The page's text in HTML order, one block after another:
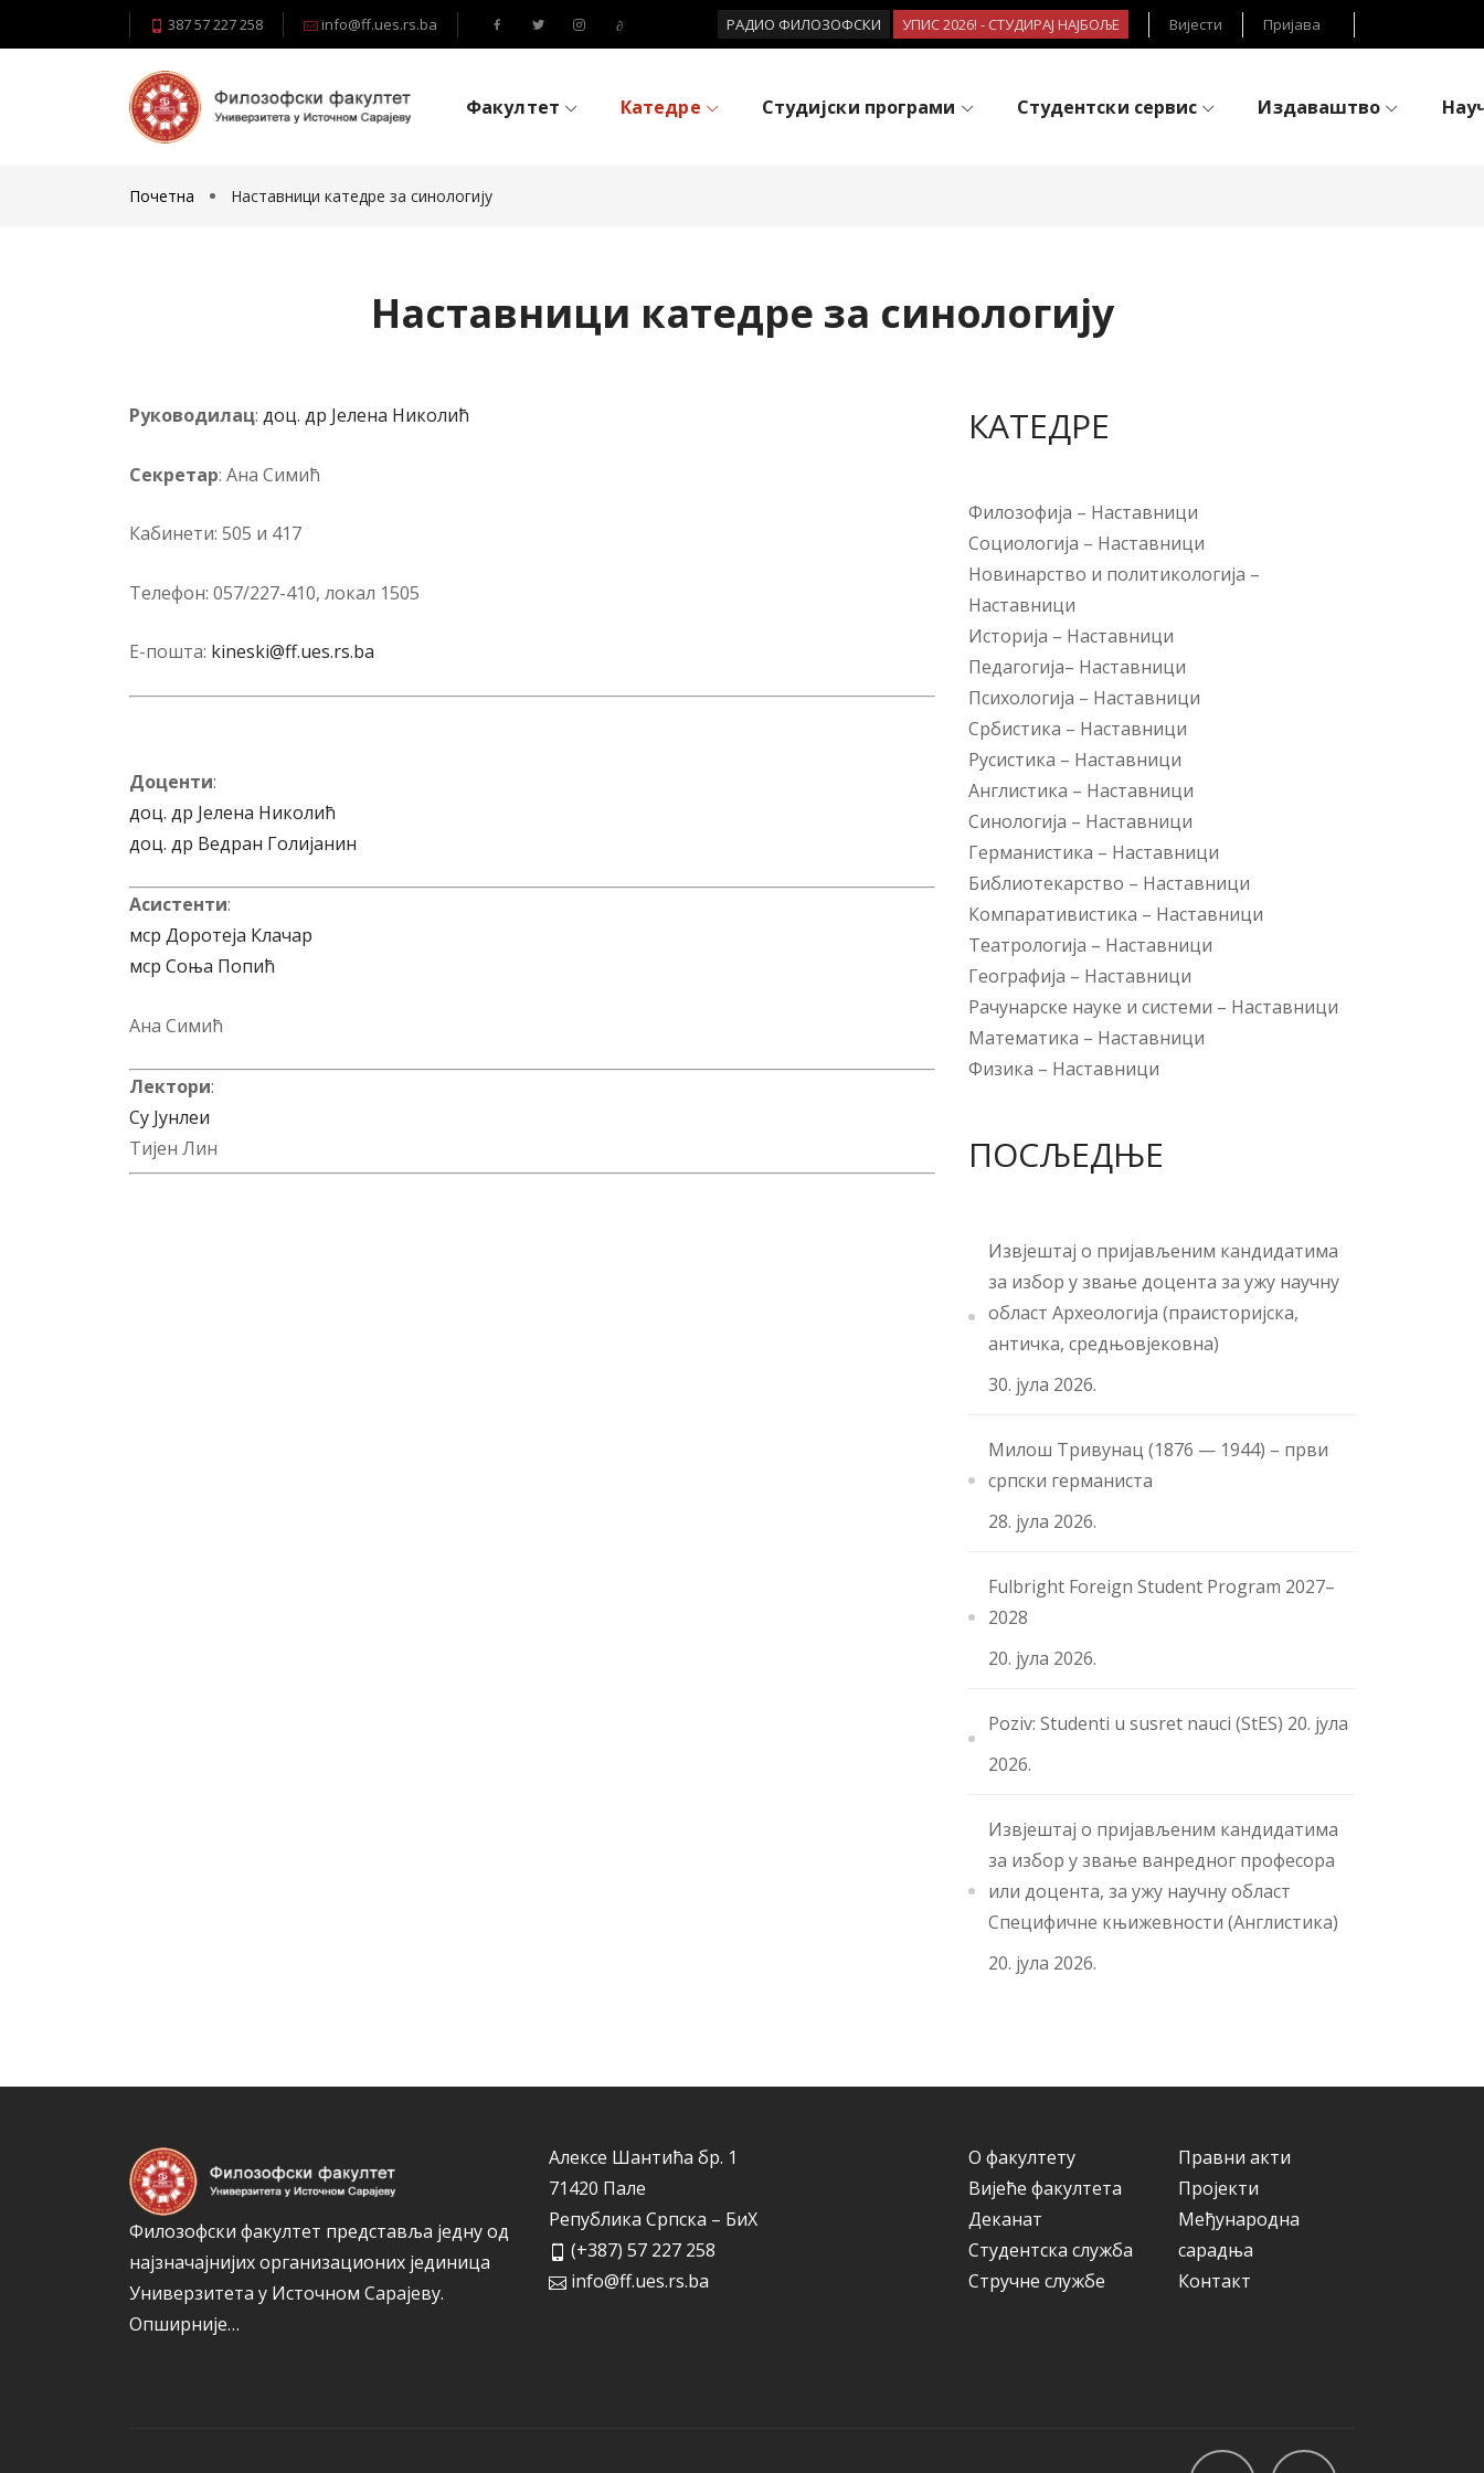
387 57 227 258 info@ff.ues.rs.ba РАДИО ФИЛОЗОФСКИ УПИС 2026! - СТУДИРАЈ НАЈБОЉЕ Вијести Пријава
Факултет Катедре Студијски програми Студентски сервис Издаваштво
Почетна Наставници катедре за синологију
Наставници катедре за синологију
Ру­ко­во­ди­лац: доц. др Јелена Николић
Се­кре­тар: Ана Симић
Ка­би­нети: 505 и 417
Те­ле­фон: 057/227-410, ло­ка­л 1505
Е-по­шта: kineski@ff.ues.rs.ba
Доценти:
доц. др Јелена Николић
доц. др Ведран Голијанин
Асистенти:
мср Доротеја Клачар
мср Соња Попић
Ана Симић
Лектори:
Су Јунлеи
Тијен Лин
КАТЕДРЕ
Филозофија – Наставници
Социологија – Наставници
Новинарство и политикологија –
Наставници
Историја – Наставници
Педагогија– Наставници
Психологија – Наставници
Србистика – Наставници
Русистика – Наставници
Англистика – Наставници
Синологија – Наставници
Германистика – Наставници
Библиотекарство – Наставници
Компаративистика – Наставници
Театрологија – Наставници
Географија – Наставници
Рачунарске науке и системи – Наставници
Математика – Наставници
Физика – Наставници
ПОСЉЕДЊЕ
Извјештај о пријављеним кандидатима
за избор у звање доцента за ужу научну
област Археологија (праисторијска,
античка, средњовјековна)
30. јула 2026.
Милош Тривунац (1876 — 1944) – први
српски германиста
28. јула 2026.
Fulbright Foreign Student Program 2027–
2028
20. јула 2026.
Poziv: Studenti u susret nauci (StES) 20. јула
2026.
Извјештај о пријављеним кандидатима
за избор у звање ванредног професора
или доцента, за ужу научну област
Специфичне књижевности (Англистика)
20. јула 2026.
Филозофски факултет представља једну од
најзначајнијих организационих јединица
Универзитета у Источном Сарајеву.
Опширније…
Алексе Шантића бр. 1
71420 Пале
Република Српска – БиХ
(+387) 57 227 258
info@ff.ues.rs.ba
О факултету
Вијеће факултета
Деканат
Студентска служба
Стручне службе
Правни акти
Пројекти
Међународна
сарадња
Контакт